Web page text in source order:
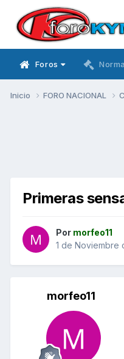
Foros
Inicio FORO NACIONAL
Primeras
Por morfeo11
1 de Noviembre
morfeo11